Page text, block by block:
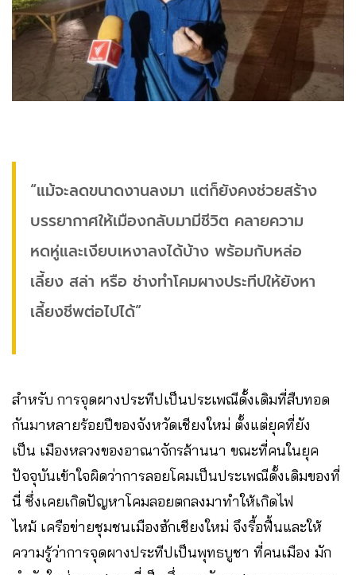
“แม้จะลดขนาดงานลงมา แต่ก็ยังคงช่วยสร้าง
บรรยากาศให้เมืองกลับมามีชีวิต คลายความ
หดหู่และเงียบเหงาลงได้บ้าง พร้อมกับหล่อ
เลี้ยง สล่า หรือ ช่างทำโคมผางประทีปให้ยังหา
เลี้ยงชีพต่อไปได้”
สำหรับ การจุดผางประทีปเป็นประเพณีดั้งเดิมที่สืบทอด
กันมาหลายร้อยปีของจังหวัดเชียงใหม่​ ตั้งแต่ยุคที่ยัง
เป็น เมืองหลวงของอาณาจักรล้านนา ขณะที่คนในยุค
ปัจจุบัน​เข้าใจผิดว่าการลอยโคมเป็นประเพณีดั้งเดิมของที่
นี่ ซึ่งเคยเกิดปัญหาโคมลอยตกลงมาทำให้เกิดไฟ
ไหม้ เครือข่ายชุมชนเมืองฮักเชียงใหม่ จึงรื้อฟื้นและให้
ความรู้ว่าการจุดผางประทีปเป็นพุทธบูชา ที่คนเมือ​ง มัก